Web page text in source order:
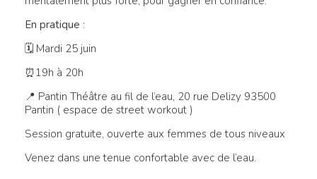
En pratique :
🗓 Mardi 25 juin
⏰19h à 20h
📍 Pantin Théâtre au fil de l’eau, 20 rue Delizy 93500
Pantin ( espace de street workout )
Session gratuite, ouverte aux femmes de tous niveaux
Venez dans une tenue confortable avec de l’eau.